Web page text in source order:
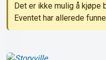
Det er ikke mulig å kjøpe
Eventet har allerede